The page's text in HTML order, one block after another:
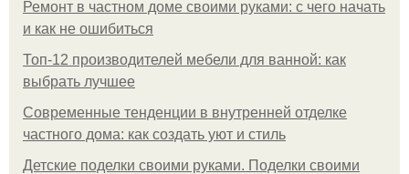
Ремонт в частном доме своими руками: с чего начать
и как не ошибиться
Топ-12 производителей мебели для ванной: как
выбрать лучшее
Современные тенденции в внутренней отделке
частного дома: как создать уют и стиль
Детские поделки своими руками. Поделки своими